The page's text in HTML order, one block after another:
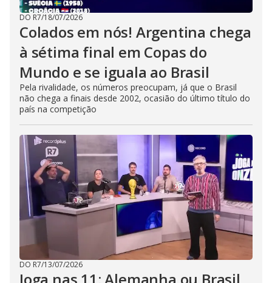
DO R7/18/07/2026
Colados em nós! Argentina chega
à sétima final em Copas do
Mundo e se iguala ao Brasil
Pela rivalidade, os números preocupam, já que o Brasil
não chega a finais desde 2002, ocasião do último título do
país na competição
DO R7/13/07/2026